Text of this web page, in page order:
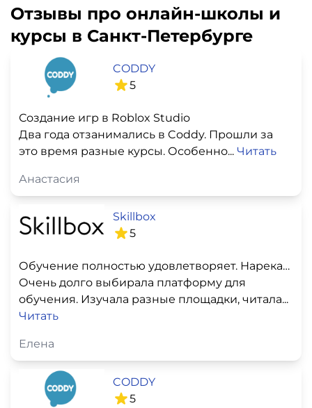
Отзывы про онлайн-школы и
курсы в Санкт-Петербурге
CODDY
5
Создание игр в Roblox Studio
Два года отзанимались в Coddy. Прошли за
это время разные курсы. Особенно... Читать
Анастасия
Skillbox
5
Обучение полностью удовлетворяет. Нареканий не
Очень долго выбирала платформу для
обучения. Изучала разные площадки, читала...
Читать
Елена
CODDY
5